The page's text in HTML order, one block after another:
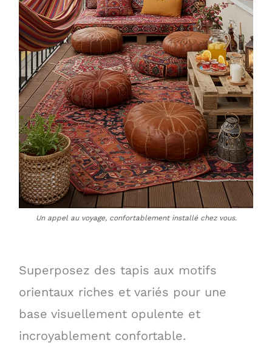
Un appel au voyage, confortablement installé chez vous.
Superposez des tapis aux motifs
orientaux riches et variés pour une
base visuellement opulente et
incroyablement confortable.